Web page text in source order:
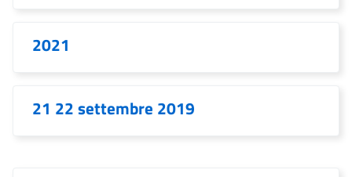
2021
21 22 settembre 2019